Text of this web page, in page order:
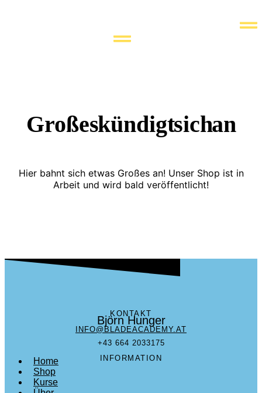
Großes kündigt sich an
Hier bahnt sich etwas Großes an! Unser Shop ist in
Arbeit und wird bald veröffentlicht!
KONTAKT
Björn Hunger
INFO@BLADEACADEMY.AT
+43 664 2033175
INFORMATION
Home
Shop
Kurse